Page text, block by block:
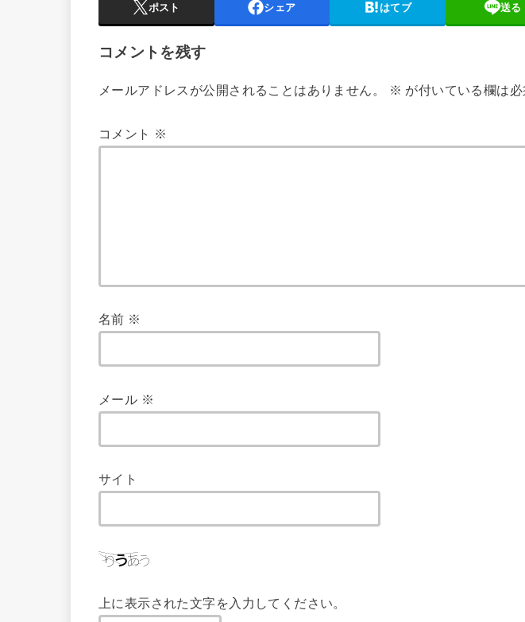
ポスト シェア はてブ 送る
コメントを残す
メールアドレスが公開されることはありません。 ※ が付いている欄は
コメント ※
名前 ※
メール ※
サイト
上に表示された文字を入力してください。